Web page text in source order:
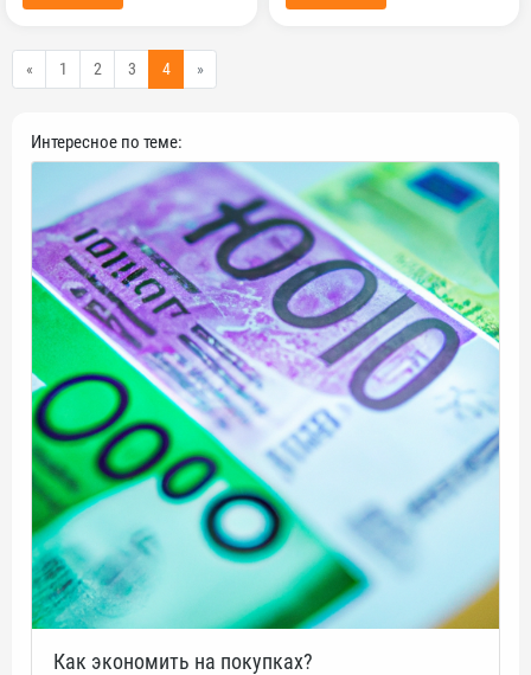
« 1 2 3 4 »
Интересное по теме:
Как экономить на покупках?